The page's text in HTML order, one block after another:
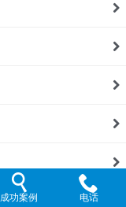
成功案例 电话